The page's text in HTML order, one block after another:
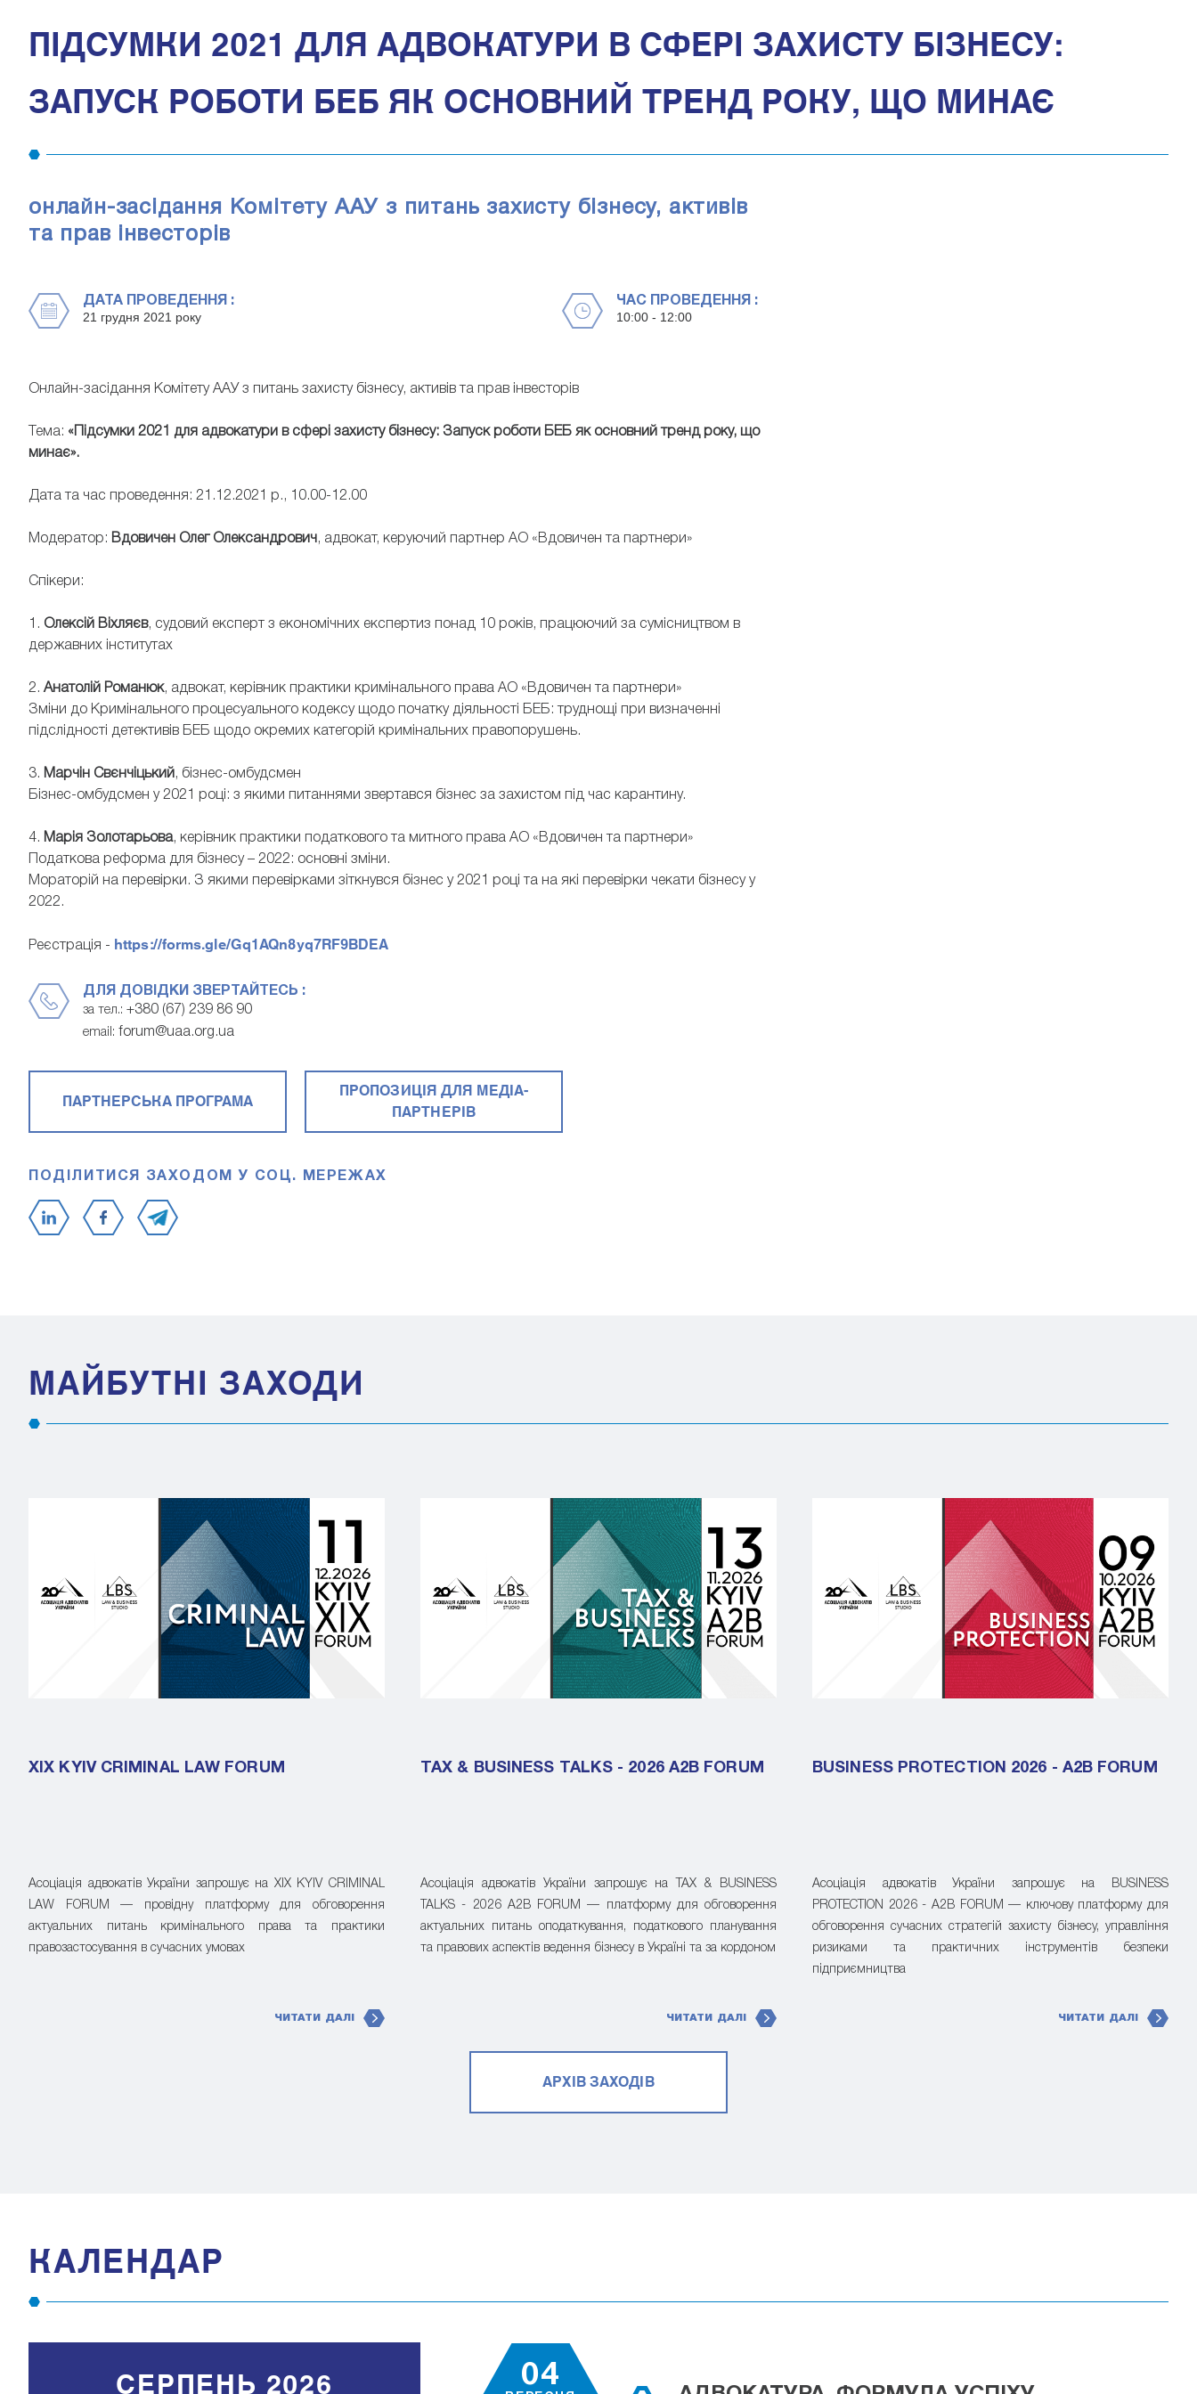
ПІДСУМКИ 2021 ДЛЯ АДВОКАТУРИ В СФЕРІ ЗАХИСТУ БІЗНЕСУ:
ЗАПУСК РОБОТИ БЕБ ЯК ОСНОВНИЙ ТРЕНД РОКУ, ЩО МИНАЄ
онлайн-засідання Комітету ААУ з питань захисту бізнесу, активів
та прав інвесторів
ДАТА ПРОВЕДЕННЯ :
21 грудня 2021 року
ЧАС ПРОВЕДЕННЯ :
10:00 - 12:00
Онлайн-засідання Комітету ААУ з питань захисту бізнесу, активів та прав інвесторів
Тема: «Підсумки 2021 для адвокатури в сфері захисту бізнесу: Запуск роботи БЕБ як основний тренд року, що
минає».
Дата та час проведення: 21.12.2021 р., 10.00-12.00
Модератор: Вдовичен Олег Олександрович , адвокат, керуючий партнер АО «Вдовичен та партнери»
Спікери:
1. Олексій Віхляєв, судовий експерт з економічних експертиз понад 10 років, працюючий за сумісництвом в
державних інститутах
2. Анатолій Романюк, адвокат, керівник практики кримінального права АО «Вдовичен та партнери»
Зміни до Кримінального процесуального кодексу щодо початку діяльності БЕБ: труднощі при визначенні
підслідності детективів БЕБ щодо окремих категорій кримінальних правопорушень.
3. Марчін Свєнчіцький , бізнес-омбудсмен
Бізнес-омбудсмен у 2021 році: з якими питаннями звертався бізнес за захистом під час карантину.
4. Марія Золотарьова, керівник практики податкового та митного права АО «Вдовичен та партнери»
Податкова реформа для бізнесу – 2022: основні зміни.
Мораторій на перевірки. З якими перевірками зіткнувся бізнес у 2021 році та на які перевірки чекати бізнесу у
2022.
Реєстрація - https://forms.gle/Gq1AQn8yq7RF9BDEA
ДЛЯ ДОВІДКИ ЗВЕРТАЙТЕСЬ :
за тел.: +380 (67) 239 86 90
email: forum@uaa.org.ua
ПАРТНЕРСЬКА ПРОГРАМА
ПРОПОЗИЦІЯ ДЛЯ МЕДІА-
ПАРТНЕРІВ
ПОДІЛИТИСЯ ЗАХОДОМ У СОЦ. МЕРЕЖАХ
МАЙБУТНІ ЗАХОДИ
XIX KYIV CRIMINAL LAW FORUM
Асоціація адвокатів України запрошує на XIX KYIV CRIMINAL
LAW FORUM — провідну платформу для обговорення
актуальних питань кримінального права та практики
правозастосування в сучасних умовах
ЧИТАТИ ДАЛІ
TAX & BUSINESS TALKS - 2026 A2B FORUM
Асоціація адвокатів України запрошує на TAX & BUSINESS
TALKS - 2026 A2B FORUM — платформу для обговорення
актуальних питань оподаткування, податкового планування
та правових аспектів ведення бізнесу в Україні та за кордоном
ЧИТАТИ ДАЛІ
BUSINESS PROTECTION 2026 - A2B FORUM
Асоціація адвокатів України запрошує на BUSINESS
PROTECTION 2026 - A2B FORUM — ключову платформу для
обговорення сучасних стратегій захисту бізнесу, управління
ризиками та практичних інструментів безпеки
підприємництва
ЧИТАТИ ДАЛІ
АРХІВ ЗАХОДІВ
КАЛЕНДАР
04